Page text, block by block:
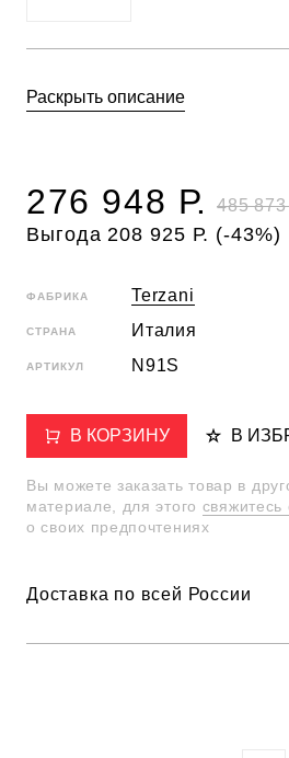
Раскрыть описание
485 873
276 948 Р.
Выгода 208 925 Р. (-43%)
ФАБРИКА Terzani
СТРАНА Италия
АРТИКУЛ N91S
В КОРЗИНУ В
Вы можете заказать товар в
материале, для этого свяжитесь
о своих предпочтениях
Доставка по всей России